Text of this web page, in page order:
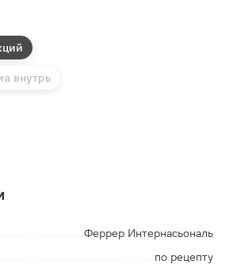
внутрь
Феррер Интернасьональ
по рецепту